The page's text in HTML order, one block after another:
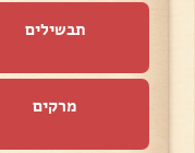
תבשילים
מרקים